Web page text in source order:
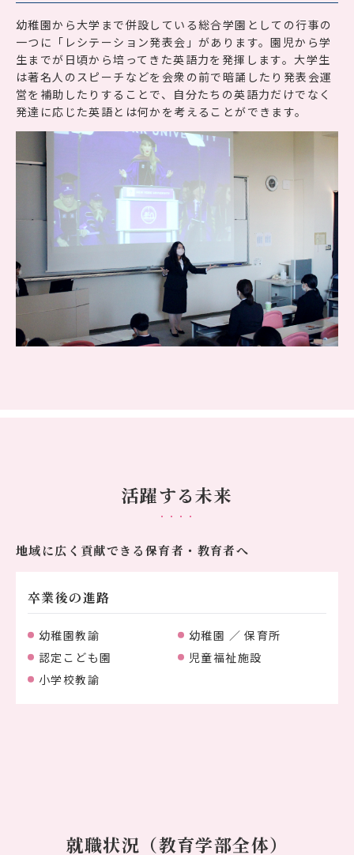
幼稚園から大学まで併設している総合学園としての行事の
一つに「レシテーション発表会」があります。園児から学
生までが日頃から培ってきた英語力を発揮します。大学生
は著名人のスピーチなどを会衆の前で暗誦したり発表会運
営を補助したりすることで、自分たちの英語力だけでなく
発達に応じた英語とは何かを考えることができます。
活躍する未来
地域に広く貢献できる保育者・教育者へ
卒業後の進路
幼稚園教諭
幼稚園 ／ 保育所
認定こども園
児童福祉施設
小学校教諭
就職状況（教育学部全体）